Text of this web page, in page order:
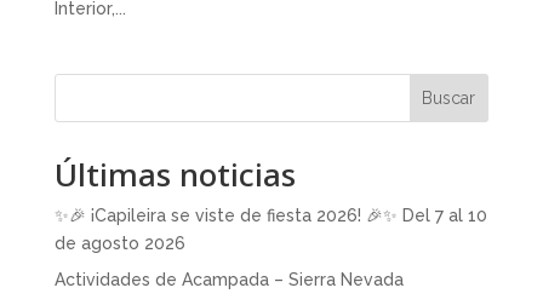
Interior,...
Buscar
Últimas noticias
✨🎉 ¡Capileira se viste de fiesta 2026! 🎉✨ Del 7 al 10
de agosto 2026
Actividades de Acampada – Sierra Nevada